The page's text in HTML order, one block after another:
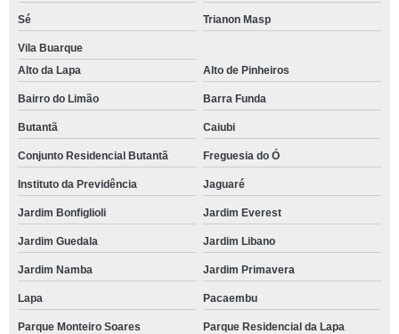
Sé Trianon Masp
Vila Buarque
Alto da Lapa
Alto de Pinheiros
Bairro do Limão Barra Funda
Butantã Caiubi
Conjunto Residencial Butantã Freguesia do Ó
Instituto da Previdência Jaguaré
Jardim Bonfiglioli Jardim Everest
Jardim Guedala Jardim Libano
Jardim Namba Jardim Primavera
Lapa Pacaembu
Parque Monteiro Soares Parque Residencial da Lapa